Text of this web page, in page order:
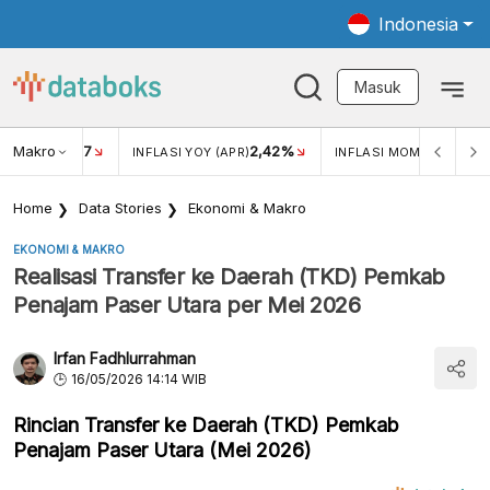
Indonesia
Masuk
Makro
USD/IDR 17 INFLASI YOY (APR)2,42% INFLASI MOM (MAR)
Home Data Stories Ekonomi & Makro
EKONOMI & MAKRO
Realisasi Transfer ke Daerah (TKD) Pemkab
Penajam Paser Utara per Mei 2026
Irfan Fadhlurrahman
16/05/2026 14:14 WIB
Rincian Transfer ke Daerah (TKD) Pemkab
Penajam Paser Utara (Mei 2026)